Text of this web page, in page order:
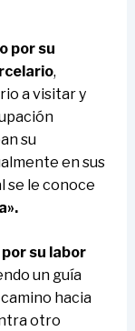
por su
,
a visitar y
su
en sus
se le conoce
su labor
un guía
hacia
otro